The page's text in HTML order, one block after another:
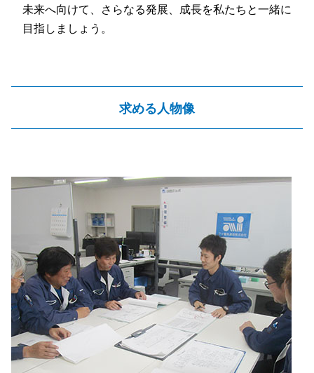
未来へ向けて、さらなる発展、成長を私たちと一緒に
目指しましょう。
求める人物像